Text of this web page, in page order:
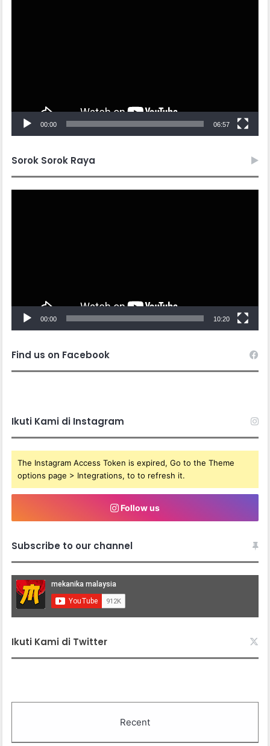
00:00 06:57
Sorok Sorok Raya
00:00 10:20
Find us on Facebook
Ikuti Kami di Instagram
The Instagram Access Token is expired, Go to the Theme
options page > Integrations, to to refresh it.
Follow us
Subscribe to our channel
Ikuti Kami di Twitter
Recent